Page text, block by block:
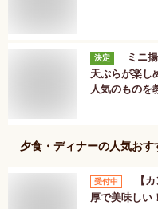
決定
ミニ
天ぷらが楽し
人気のものを
夕食・ディナーの人気おす
受付中
【
厚で美味しい